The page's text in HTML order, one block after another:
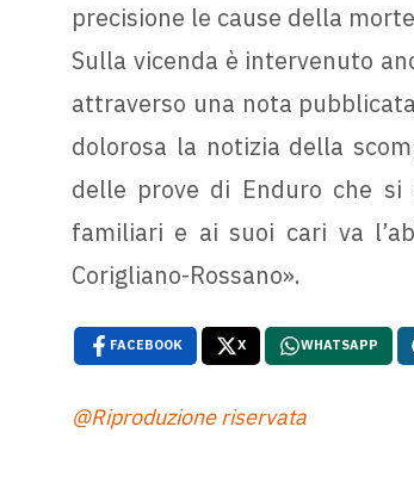
precisione le cause della
Sulla vicenda è intervenuto
attraverso una nota
dolorosa la notizia della
delle prove di Enduro che
familiari e ai suoi cari va
Corigliano-Rossano».
FACEBOOK X WHATSAPP
@Riproduzione riservata